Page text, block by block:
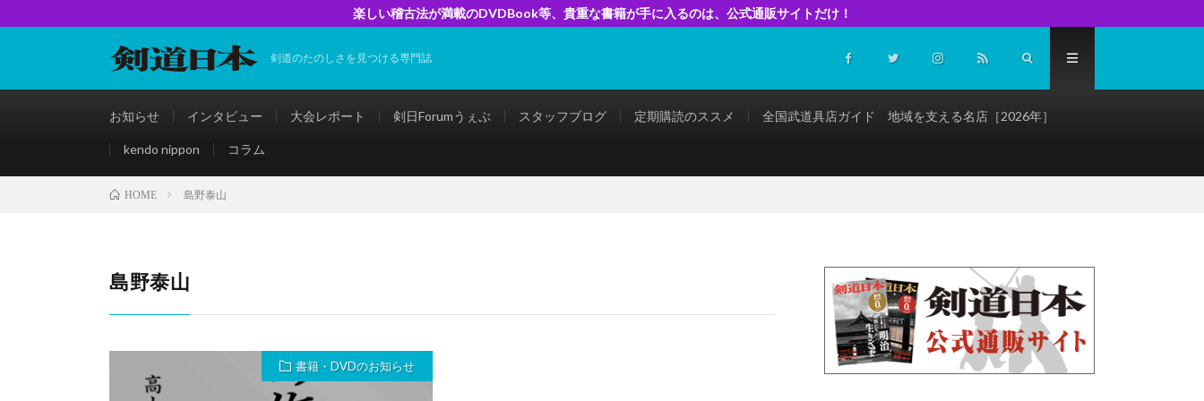
楽しい稽古法が満載のDVDBook等、貴重な書籍が手に入るのは、公式通販サイトだけ！
剣道のたのしさを見つける専門誌
お知らせ インタビュー 大会レポート 剣日Forumうぇぶ スタッフブログ 定期購読のススメ 全国武道具店ガイド 地域を支える名店［2026年］
kendo nippon コラム
HOME 島野泰山
島野泰山
書籍・DVDのお知らせ